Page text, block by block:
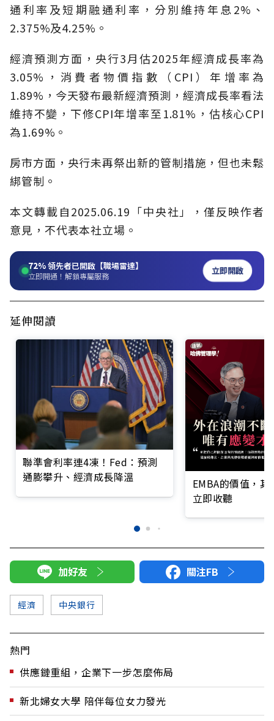
通利率及短期融通利率，分別維持年息2%、
2.375%及4.25%。
經濟預測方面，央行3月估2025年經濟成長率為
3.05%，消費者物價指數（CPI）年增率為
1.89%，今天發布最新經濟預測，經濟成長率看法
維持不變，下修CPI年增率至1.81%，估核心CPI
為1.69%。
房市方面，央行未再祭出新的管制措施，但也未鬆
綁管制。
本文轉載自2025.06.19「中央社」，僅反映作者
意見，不代表本社立場。
72%領先者已開啟【職場雷達】
立即開通！解鎖專屬服務 立即開啟
延伸閱讀
聯準會利率連4凍！Fed：預測
通膨攀升、經濟成長降溫
EMBA的價值，
立即收聽
加好友 關注FB
經濟 中央銀行
熱門
供應鏈重組，企業下一步怎麼佈局
新北婦女大學 陪伴每位女力發光